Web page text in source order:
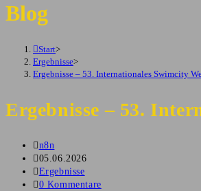
durchsuchen
Blog
Start>
Ergebnisse>
Ergebnisse – 53. Internationales Swimcity
Ergebnisse – 53.
Beitrags-
Autor:
n8n
Beitrag
veröffentlicht:
05.06.2026
Beitrags-
Kategorie:
Ergebnisse
Beitrags-
0 Kommentare